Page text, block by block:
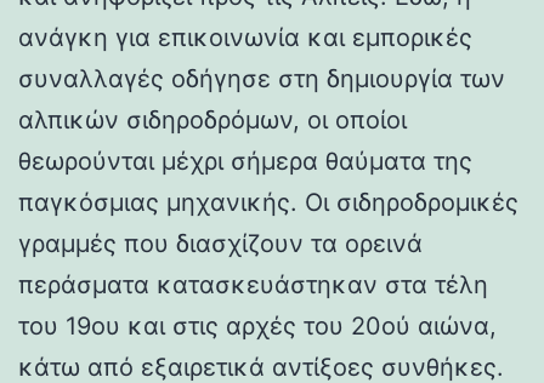
ανάγκη για επικοινωνία και εμπορικές
συναλλαγές οδήγησε στη δημιουργία των
αλπικών σιδηροδρόμων, οι οποίοι
θεωρούνται μέχρι σήμερα θαύματα της
παγκόσμιας μηχανικής. Οι σιδηροδρομικές
γραμμές που διασχίζουν τα ορεινά
περάσματα κατασκευάστηκαν στα τέλη
του 19ου και στις αρχές του 20ού αιώνα,
κάτω από εξαιρετικά αντίξοες συνθήκες.